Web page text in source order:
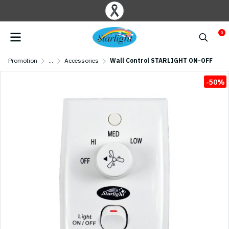
0
Promotion ... Accessories Wall Control STARLIGHT ON-OFF
-50%